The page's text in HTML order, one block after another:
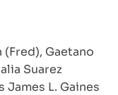
Gaetano
Suarez
James L. Gaines